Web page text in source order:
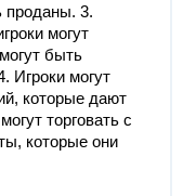
проданы. 3.
могут
быть
Игроки могут
которые дают
торговать с
которые они